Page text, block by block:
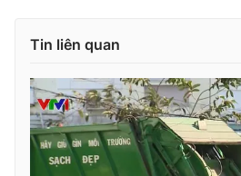
VTV9 VTV8
Liên hệ tòa soạn
Tin liên quan